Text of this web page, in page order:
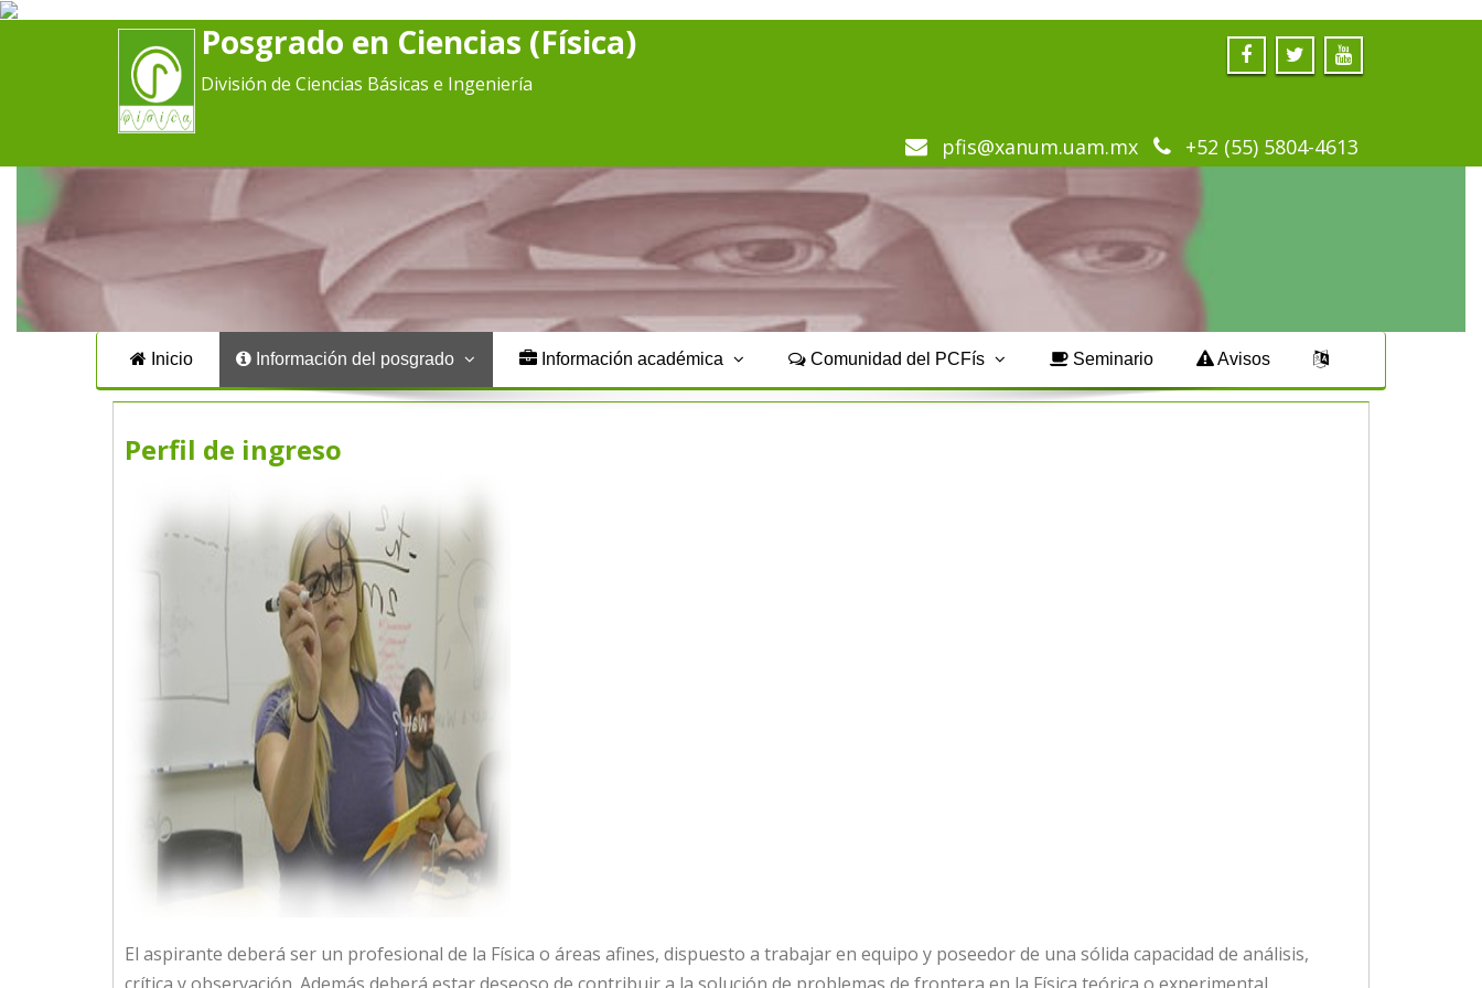
Posgrado en Ciencias (Física)
División de Ciencias Básicas e Ingeniería
pfis@xanum.uam.mx +52 (55) 5804-4613
Inicio Información del posgrado Información académica Comunidad del PCFís Seminario Avisos
Perfil de ingreso
El aspirante deberá ser un profesional de la Física o áreas afines, dispuesto a trabajar en equipo y poseedor de una sólida capacidad de análisis,